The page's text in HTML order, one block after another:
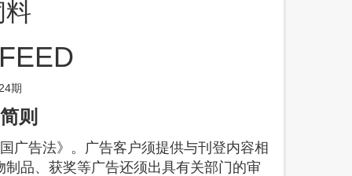
料
期
则
广告法》。广告客户须提供与刊登内容相
品、获奖等广告还须出具有关部门的审